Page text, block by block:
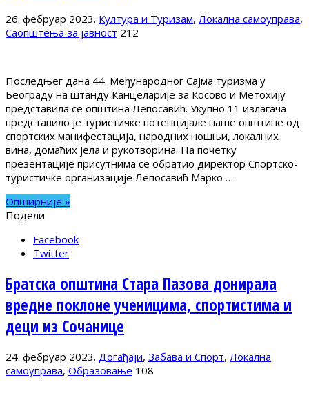
26. фебруар 2023. Култура и Туризам, Локална самоуправа,
Саопштења за јавност 212
Последњег дана 44. Међународног Сајма туризма у
Београду на штанду Канцеларије за Косово и Метохију
представила се општина Лепосавић. Укупно 11 излагача
представило је туристичке потенцијале наше општине од
спортских манифестација, народних ношњи, локалних
вина, домаћих јела и рукотворина. На почетку
презентације присутнима се обратио директор Спортско-
туристичке организације Лепосавић Марко …
Опширније »
Подели
Facebook
Twitter
Братска општина Стара Пазова донирала
вредне поклоне ученицима, спортистима и
деци из Сочанице
24. фебруар 2023. Догађаји, Забава и Спорт, Локална
самоуправа, Образовање 108